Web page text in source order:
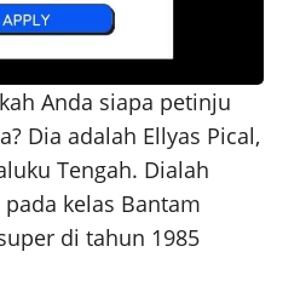
Anda siapa petinju
Dia adalah Ellyas Pical,
Tengah. Dialah
kelas Bantam
di tahun 1985